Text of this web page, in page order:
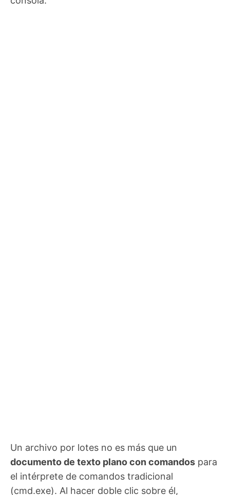
Un archivo por lotes no es más que un
documento de texto plano con comandos para
el intérprete de comandos tradicional
(cmd.exe). Al hacer doble clic sobre él,